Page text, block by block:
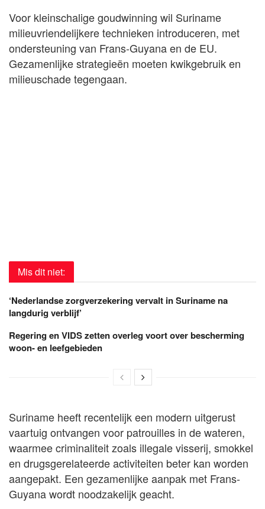
Voor kleinschalige goudwinning wil Suriname
milieuvriendelijkere technieken introduceren, met
ondersteuning van Frans-Guyana en de EU.
Gezamenlijke strategieën moeten kwikgebruik en
milieuschade tegengaan.
Mis dit niet:
‘Nederlandse zorgverzekering vervalt in Suriname na
langdurig verblijf’
Regering en VIDS zetten overleg voort over bescherming
woon- en leefgebieden
Suriname heeft recentelijk een modern uitgerust
vaartuig ontvangen voor patrouilles in de wateren,
waarmee criminaliteit zoals illegale visserij, smokkel
en drugsgerelateerde activiteiten beter kan worden
aangepakt. Een gezamenlijke aanpak met Frans-
Guyana wordt noodzakelijk geacht.